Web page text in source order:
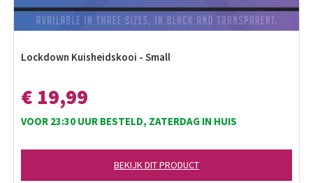
Lockdown Kuisheidskooi - Small
€ 19,99
VOOR 23:30 UUR BESTELD, ZATERDAG IN HUIS
BEKIJK DIT PRODUCT